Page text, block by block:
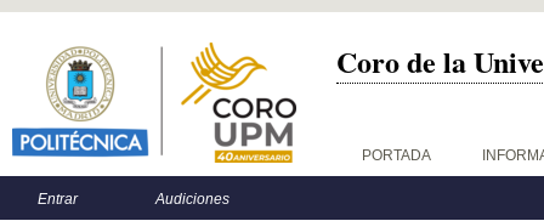
Coro de la
Menú principal PORTADA
Menú secundario
Entrar Audiciones